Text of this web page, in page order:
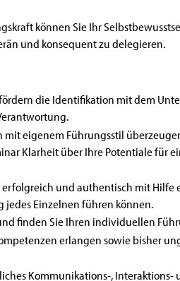
können Sie Ihr
und konsequent zu delegieren.
die Identifikation mit dem
mit eigenem Führungsstil
Klarheit über Ihre Potentiale für
und authentisch mit Hilfe
jedes Einzelnen führen können.
finden Sie Ihren individuellen
erlangen sowie bisher
Kommunikations-, Interaktions-